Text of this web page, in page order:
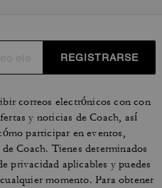
REGISTRARSE
correos electrónicos con con
y noticias de Coach, así
participar en eventos,
Coach. Tienes determinados
privacidad aplicables y puedes
momento. Para obtener